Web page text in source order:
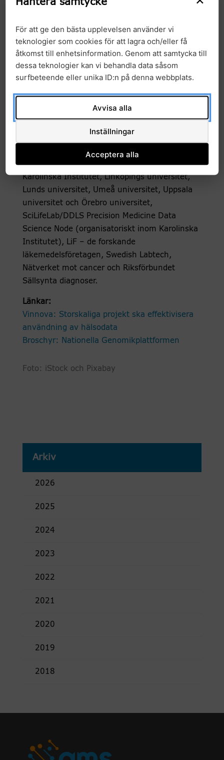
och design av kliniska läkemedelsprövningar
godkända läkemedel. En portal där data kan
tillgängliggöras för forskning och innovation
skapar stora möjligheter för Sverige som Life
Science-nation, säger Frida Lundmark,
Uppsala, Region Västerbotten, Region Örebro
län, Region Östergötland, Västra
Götalandsregionen, Göteborgs universitet,
Karolinska Institutet, Linköpings universitet,
Lunds universitet, Umeå universitet, Uppsala
universitet och Örebro universitet,
SciLifeLab/DDLS Precision Medicine Data
Science Node (organisatoriskt inom Karolinska
Institutet), LiF – de forskande
läkemedelsföretagen, Swedish Labtech,
Nätverket mot cancer och Riksförbundet
Sällsynta diagnoser.
Länkar:
Vinnova: Storskaliga projekt ska effektivisera
användning av hälsodata
Broschyr: Nationella Genomikplattformen
Foto: iStock och Pixabay
Arkiv
2026
2025
2024
2023
2022
2021
2020
2019
2018
För att ge den bästa upplevelsen använder vi
teknologier som cookies för att lagra och/eller få
åtkomst till enhetsinformation. Genom att samtycka till
dessa teknologier kan vi behandla data såsom
surfbeteende eller unika ID:n på denna webbplats.
Avvisa alla
Inställningar
Acceptera alla